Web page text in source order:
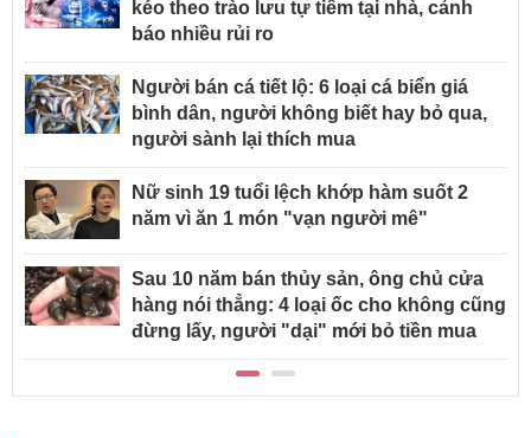
kéo theo trào lưu tự tiêm tại nhà, cảnh
báo nhiều rủi ro
Người bán cá tiết lộ: 6 loại cá biển giá
bình dân, người không biết hay bỏ qua,
người sành lại thích mua
Nữ sinh 19 tuổi lệch khớp hàm suốt 2
năm vì ăn 1 món "vạn người mê"
Sau 10 năm bán thủy sản, ông chủ cửa
hàng nói thẳng: 4 loại ốc cho không cũng
đừng lấy, người "dại" mới bỏ tiền mua